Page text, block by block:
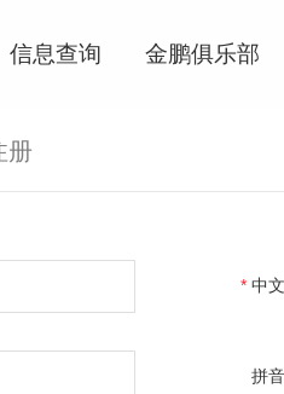
信息查询 金鹏俱乐部
册
中
拼